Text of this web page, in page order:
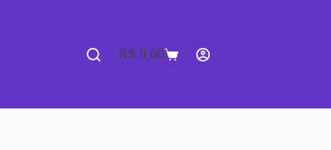
R$0,00